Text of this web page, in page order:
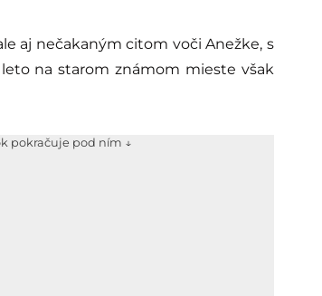
aj nečakaným citom voči Anežke, s
na starom známom mieste však
pokračuje pod ním ↓